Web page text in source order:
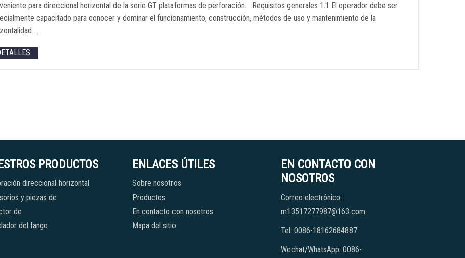
para direccional horizontal de la serie GT plataformas de perforación. Requisitos generales 1.1 El operador debe ser
capacitado para conocer y dominar el funcionamiento, construcción, métodos de uso y mantenimiento de la
…
PRODUCTOS
direccional horizontal
y piezas de
de
del fango
ENLACES ÚTILES
Sobre nosotros
Productos
En contacto con nosotros
Mapa del sitio
EN CONTACTO CON
NOSOTROS
Correo electrónico:
m13517277987@163.com
Tel: 0086-18162684887
Wechat/WhatsApp: 0086-